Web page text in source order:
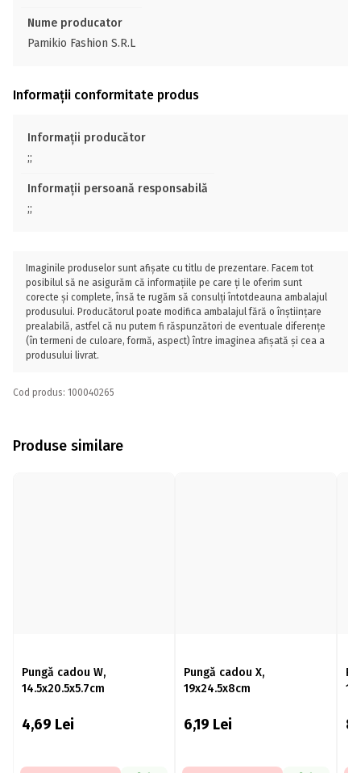
Nume producator
Pamikio Fashion S.R.L
Informații conformitate produs
Informații producător
;;
Informații persoană responsabilă
;;
Imaginile produselor sunt afișate cu titlu de prezentare. Facem tot
posibilul să ne asigurăm că informațiile pe care ți le oferim sunt
corecte și complete, însă te rugăm să consulți întotdeauna ambalajul
produsului. Producătorul poate modifica ambalajul fără o înștiințare
prealabilă, astfel că nu putem fi răspunzători de eventuale diferențe
(în termeni de culoare, formă, aspect) între imaginea afișată și cea a
produsului livrat.
Cod produs: 100040265
Produse similare
Pungă cadou W,
14.5x20.5x5.7cm
4,69 Lei
Pungă cadou X,
19x24.5x8cm
6,19 Lei